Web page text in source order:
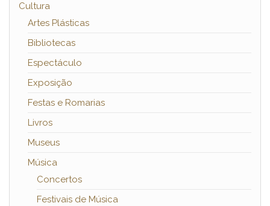
Cultura
Artes Plásticas
Bibliotecas
Espectáculo
Exposição
Festas e Romarias
Livros
Museus
Música
Concertos
Festivais de Música